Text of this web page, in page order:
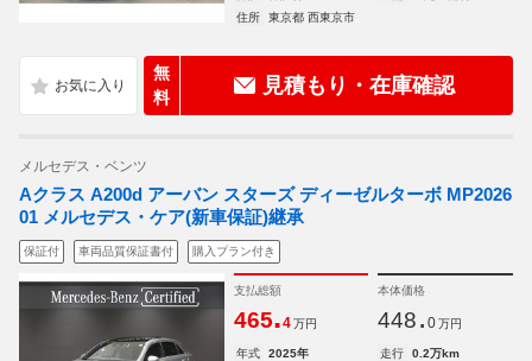
住所
東京都 西東京市
無
料
見積もり・在庫確認
メルセデス・ベンツ
Aクラス A200d アーバン スターズ ディーゼルターボ MP2026
01 メルセデス・ケア(新車保証)継承
保証付 車両品質保証書付 購入プラン付き
支払総額
465.4 万円
本体価格
448. 0 万円
年式 2025年 走行
0.2万km